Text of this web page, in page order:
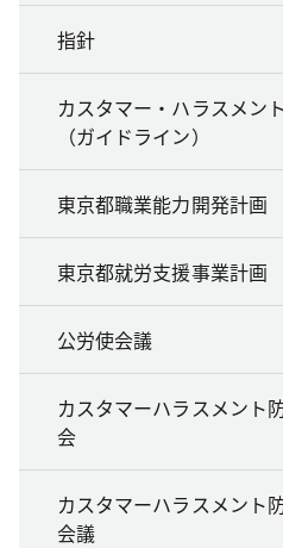
指針
カスタマー・ハラスメン
（ガイドライン）
東京都職業能力開発計画
東京都就労支援事業計画
公労使会議
カスタマーハラスメント
会
カスタマーハラスメント
会議